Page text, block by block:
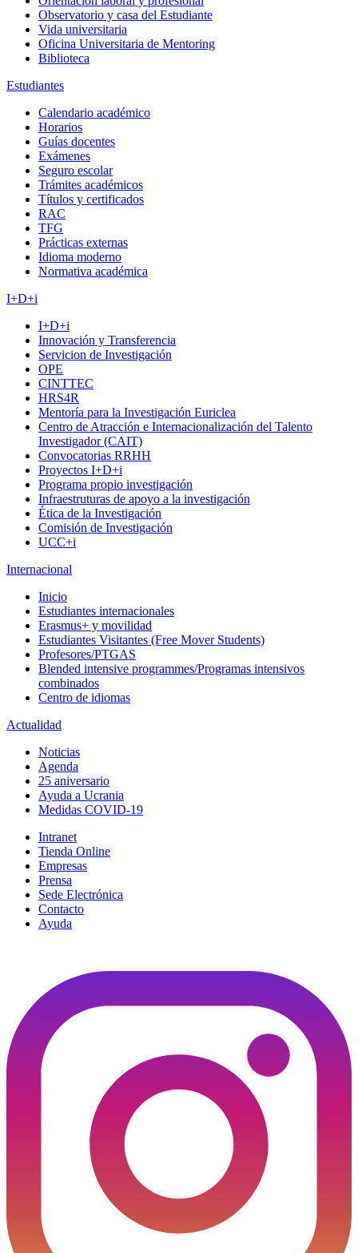
Observatorio y casa del Estudiante
Vida universitaria
Oficina Universitaria de Mentoring
Biblioteca
Estudiantes
Calendario académico
Horarios
Guías docentes
Exámenes
Seguro escolar
Trámites académicos
Títulos y certificados
RAC
TFG
Prácticas externas
Idioma moderno
Normativa académica
I+D+i
I+D+i
Innovación y Transferencia
Servicion de Investigación
OPE
CINTTEC
HRS4R
Mentoría para la Investigación Euriclea
Centro de Atracción e Internacionalización del Talento
Investigador (CAIT)
Convocatorias RRHH
Proyectos I+D+i
Programa propio investigación
Infraestruturas de apoyo a la investigación
Ética de la Investigación
Comisión de Investigación
UCC+i
Internacional
Inicio
Estudiantes internacionales
Erasmus+ y movilidad
Estudiantes Visitantes (Free Mover Students)
Profesores/PTGAS
Blended intensive programmes/Programas intensivos
combinados
Centro de idiomas
Actualidad
Noticias
Agenda
25 aniversario
Ayuda a Ucrania
Medidas COVID-19
Intranet
Tienda Online
Empresas
Prensa
Sede Electrónica
Contacto
Ayuda